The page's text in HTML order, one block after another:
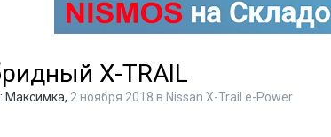
X-TRAIL
Максимка, 2 ноября 2018 в Nissan X-Trail e-Power